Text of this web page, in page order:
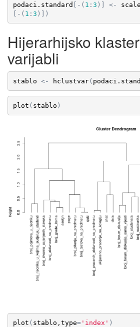
podaci.standard [ - ( 1 : 3 ) ] <- scale
[ - ( 1 : 3 ) ] )
Hijerarhijsko
varijabli
stablo <- hclustvar(
plot ( stablo )
plot ( stablo , type='index' )